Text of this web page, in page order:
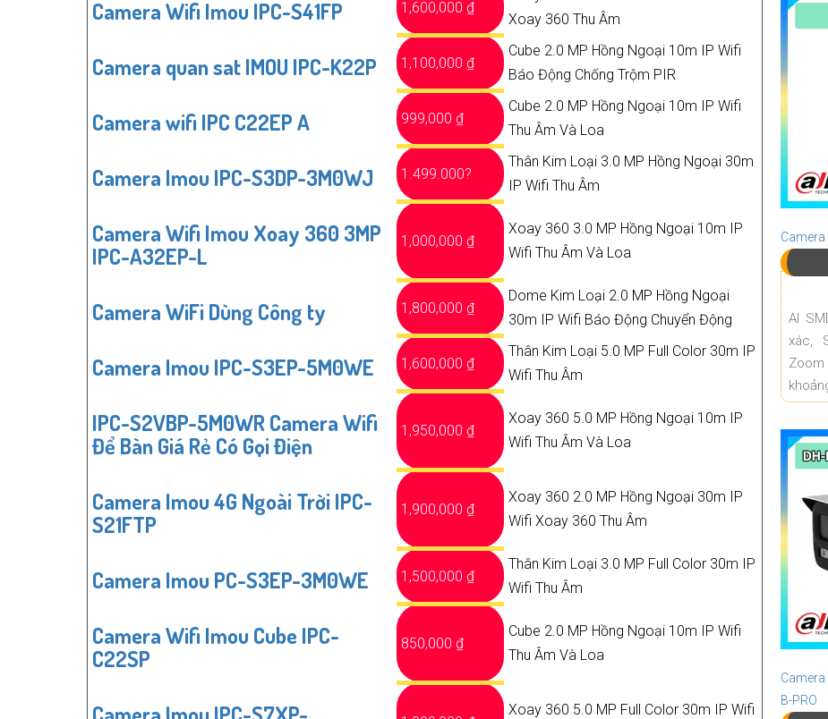
Camera Wifi Imou IPC-S41FP 1,600,000 ₫
Xoay 360 Thu Âm
Camera quan sat IMOU IPC-K22P 1,100,000 ₫
Cube 2.0 MP Hồng Ngoại 10m IP Wifi
Báo Động Chống Trộm PIR
Camera wifi IPC C22EP A 999,000 ₫
Cube 2.0 MP Hồng Ngoại 10m IP Wifi
Thu Âm Và Loa
Camera Imou IPC-S3DP-3M0WJ 1.499.000?
Thân Kim Loại 3.0 MP Hồng Ngoại 30m
IP Wifi Thu Âm
Camera Wifi Imou Xoay 360 3MP
IPC-A32EP-L
1,000,000 ₫
Xoay 360 3.0 MP Hồng Ngoại 10m IP
Wifi Thu Âm Và Loa
Camera WiFi Dùng Công ty 1,800,000 ₫
Dome Kim Loại 2.0 MP Hồng Ngoại
30m IP Wifi Báo Động Chuyển Động
Camera Imou IPC-S3EP-5M0WE 1,600,000 ₫
Thân Kim Loại 5.0 MP Full Color 30m IP
Wifi Thu Âm
IPC-S2VBP-5M0WR Camera Wifi
Để Bàn Giá Rẻ Có Gọi Điện
1,950,000 ₫
Xoay 360 5.0 MP Hồng Ngoại 10m IP
Wifi Thu Âm Và Loa
Camera Imou 4G Ngoài Trời IPC-
S21FTP
1,900,000 ₫
Xoay 360 2.0 MP Hồng Ngoại 30m IP
Wifi Xoay 360 Thu Âm
Camera Imou PC-S3EP-3M0WE 1,500,000 ₫
Thân Kim Loại 3.0 MP Full Color 30m IP
Wifi Thu Âm
Camera Wifi Imou Cube IPC-
C22SP
850,000 ₫
Cube 2.0 MP Hồng Ngoại 10m IP Wifi
Thu Âm Và Loa
Xoay 360 5.0 MP Full Color 30m IP Wifi
Camera
AI
xác,
Camera
B-PRO